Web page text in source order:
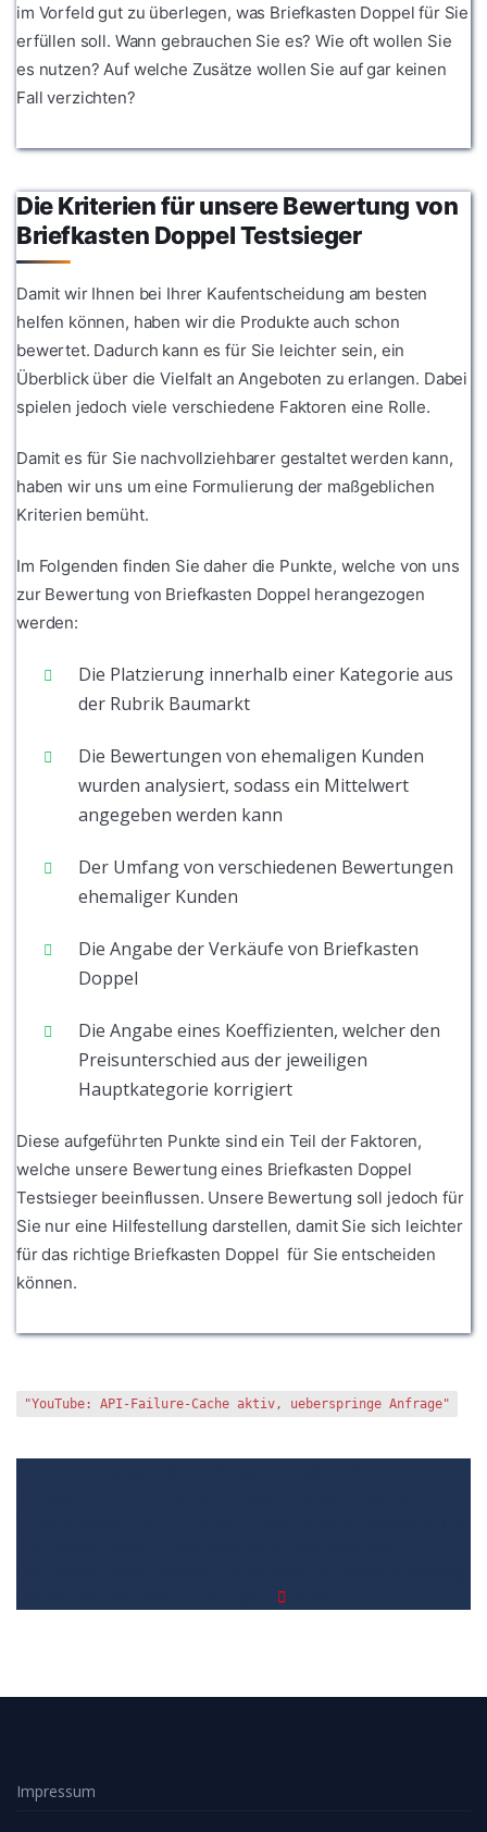
im Vorfeld gut zu überlegen, was Briefkasten Doppel für Sie
erfüllen soll. Wann gebrauchen Sie es? Wie oft wollen Sie
es nutzen? Auf welche Zusätze wollen Sie auf gar keinen
Fall verzichten?
Die Kriterien für unsere Bewertung von
Briefkasten Doppel Testsieger
Damit wir Ihnen bei Ihrer Kaufentscheidung am besten
helfen können, haben wir die Produkte auch schon
bewertet. Dadurch kann es für Sie leichter sein, ein
Überblick über die Vielfalt an Angeboten zu erlangen. Dabei
spielen jedoch viele verschiedene Faktoren eine Rolle.
Damit es für Sie nachvollziehbarer gestaltet werden kann,
haben wir uns um eine Formulierung der maßgeblichen
Kriterien bemüht.
Im Folgenden finden Sie daher die Punkte, welche von uns
zur Bewertung von Briefkasten Doppel herangezogen
werden:
Die Platzierung innerhalb einer Kategorie aus
der Rubrik Baumarkt
Die Bewertungen von ehemaligen Kunden
wurden analysiert, sodass ein Mittelwert
angegeben werden kann
Der Umfang von verschiedenen Bewertungen
ehemaliger Kunden
Die Angabe der Verkäufe von Briefkasten
Doppel
Die Angabe eines Koeffizienten, welcher den
Preisunterschied aus der jeweiligen
Hauptkategorie korrigiert
Diese aufgeführten Punkte sind ein Teil der Faktoren,
welche unsere Bewertung eines Briefkasten Doppel
Testsieger beeinflussen. Unsere Bewertung soll jedoch für
Sie nur eine Hilfestellung darstellen, damit Sie sich leichter
für das richtige Briefkasten Doppel für Sie entscheiden
können.
"YouTube: API-Failure-Cache aktiv, ueberspringe Anfrage"
Impressum